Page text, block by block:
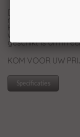
De Bjork is met
rookkanaal aan te
Het houtvak van
waardoor er een
geschikt is om in
KOM VOOR UW
Specificaties